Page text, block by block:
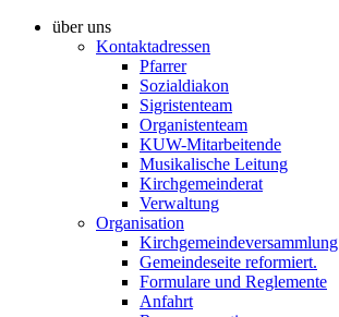
über uns
Kontaktadressen
Pfarrer
Sozialdiakon
Sigristenteam
Organistenteam
KUW-Mitarbeitende
Musikalische Leitung
Kirchgemeinderat
Verwaltung
Organisation
Kirchgemeindeversammlung
Gemeindeseite reformiert.
Formulare und Reglemente
Anfahrt